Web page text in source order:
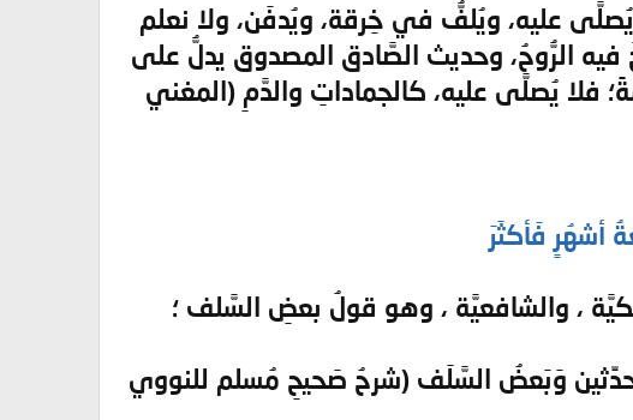
يُصلَّى عليه، ويُلفُّ في خِرقة، ويُدفَن، ولا نعلم
فيه الرُّوحُ، وحديث الصَّادق المصدوق يدلُّ على
فلا يُصلَّى عليه، كالجماداتِ والدَّمِ (المغني
أشهُرٍ فَأكثَرَ
، والشافعيَّة ، وهو قولُ بعضِ السَّلف ؛
وَبَعضُ السَّلَف (شرحُ صَحيحِ مُسلم للنووي